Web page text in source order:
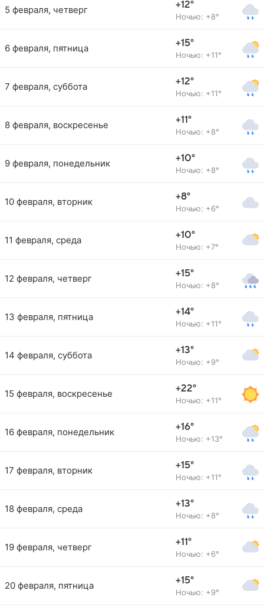
5 февраля, четверг +12°
Ночью: +8°
6 февраля, пятница +15°
Ночью: +11°
7 февраля, суббота +12°
Ночью: +11°
8 февраля, воскресенье +11°
Ночью: +8°
9 февраля, понедельник +10°
Ночью: +8°
10 февраля, вторник +8°
Ночью: +6°
11 февраля, среда +10°
Ночью: +7°
12 февраля, четверг +15°
Ночью: +8°
13 февраля, пятница +14°
Ночью: +11°
14 февраля, суббота +13°
Ночью: +9°
15 февраля, воскресенье +22°
Ночью: +11°
16 февраля, понедельник +16°
Ночью: +13°
17 февраля, вторник +15°
Ночью: +11°
18 февраля, среда +13°
Ночью: +8°
19 февраля, четверг +11°
Ночью: +6°
20 февраля, пятница +15°
Ночью: +9°